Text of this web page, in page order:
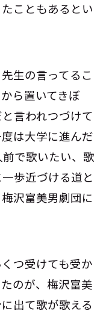
こともあるとい
生の言ってるこ
ら置いてきぼ
言われつづけて
は大学に進んだ
で歌いたい、歌
歩近づける道と
沢富美男劇団に
つ受けても受か
のが、梅沢富美
出て歌が歌える